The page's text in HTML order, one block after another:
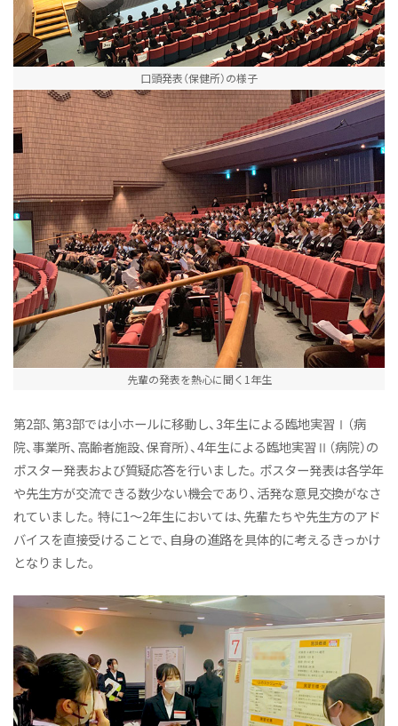
口頭発表（保健所）の様子
先輩の発表を熱心に聞く1年生
第2部、第3部では小ホールに移動し、3年生による臨地実習Ⅰ（病
院、事業所、高齢者施設、保育所）、4年生による臨地実習Ⅱ（病院）の
ポスター発表および質疑応答を行いました。ポスター発表は各学年
や先生方が交流できる数少ない機会であり、活発な意見交換がなさ
れていました。特に1〜2年生においては、先輩たちや先生方のアド
バイスを直接受けることで、自身の進路を具体的に考えるきっかけ
となりました。